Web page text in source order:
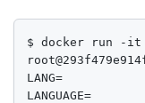
$ docker run -it
LANG=
LANGUAGE=